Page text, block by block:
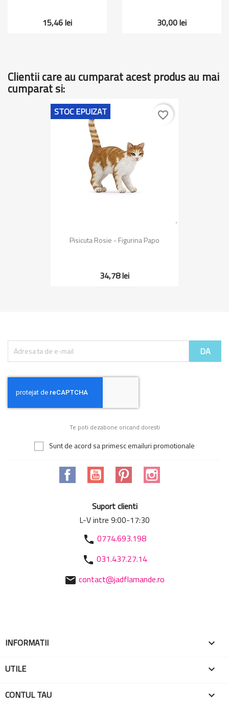
15,46 lei 30,00 lei
Clientii care au cumparat acest produs au mai
cumparat si:
Pisicuta Rosie - Figurina Papo
34,78 lei
STOC EPUIZAT favorite_border
Te poti dezabone oricand doresti
Sunt de acord sa primesc emailuri promotionale
Facebook YouTube Pinterest
Suport clienti
L-V intre 9:00-17:30
phone 0774.693.198
phone 031.437.27.14
mail contact@jadflamande.ro
INFORMATII 
UTILE 
CONTUL TAU 